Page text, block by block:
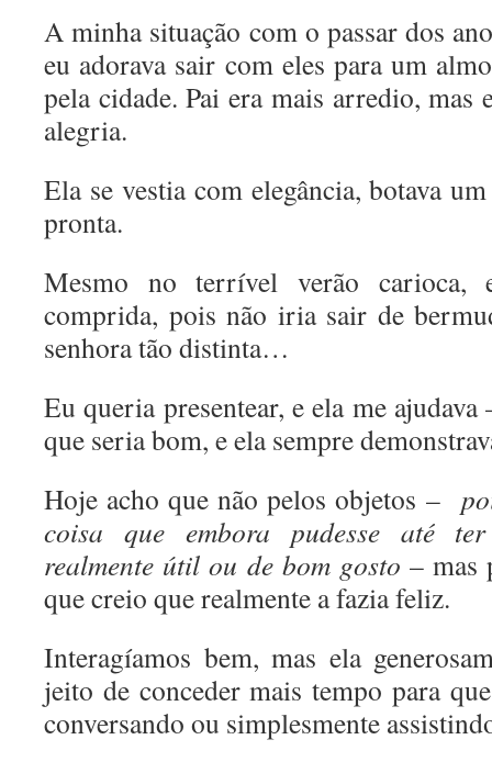
A minha situação com o passar dos
eu adorava sair com eles para um
pela cidade. Pai era mais arredio, mas
alegria.
Ela se vestia com elegância, botava
pronta.
Mesmo no terrível verão carioca,
comprida, pois não iria sair de
senhora tão distinta…
Eu queria presentear, e ela me ajudava
que seria bom, e ela sempre
Hoje acho que não pelos objetos –
coisa que embora pudesse até
realmente útil ou de bom gosto – mas
que creio que realmente a fazia feliz.
Interagíamos bem, mas ela
jeito de conceder mais tempo para
conversando ou simplesmente